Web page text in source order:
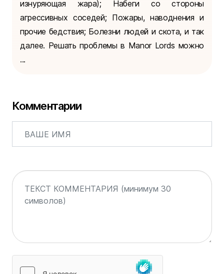
изнуряющая жара); Набеги со стороны
агрессивных соседей; Пожары, наводнения и
прочие бедствия; Болезни людей и скота, и так
далее. Решать проблемы в Manor Lords можно
...
Комментарии